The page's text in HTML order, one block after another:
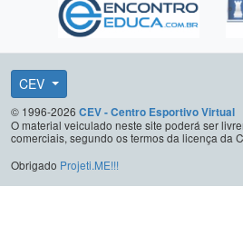
CEV
© 1996-2026 CEV - Centro Esportivo Virtual
O material veiculado neste site poderá ser
comerciais, segundo os termos da licença da
Obrigado Projeti.ME!!!